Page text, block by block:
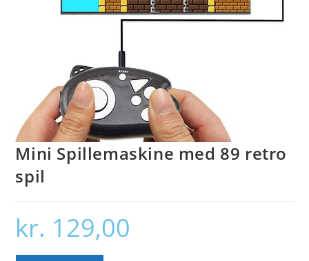
Mini Spillemaskine med 89 retro
spil
kr. 129,00